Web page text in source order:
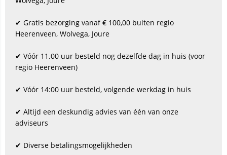
✔ Gratis bezorging vanaf € 100,00 buiten regio
Heerenveen, Wolvega, Joure
✔ Vóór 11.00 uur besteld nog dezelfde dag in huis (voor
regio Heerenveen)
✔ Vóór 14:00 uur besteld, volgende werkdag in huis
✔ Altijd een deskundig advies van één van onze
adviseurs
✔ Diverse betalingsmogelijkheden